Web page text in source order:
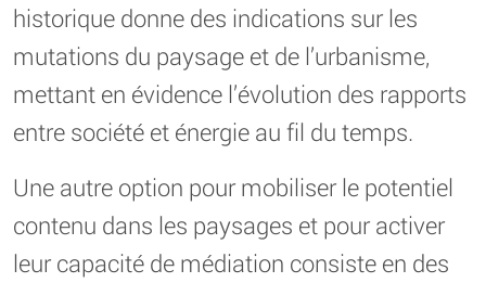
historique donne des indications sur les
mutations du paysage et de l’urbanisme,
mettant en évidence l’évolution des rapports
entre société et énergie au fil du temps.
Une autre option pour mobiliser le potentiel
contenu dans les paysages et pour activer
leur capacité de médiation consiste en des